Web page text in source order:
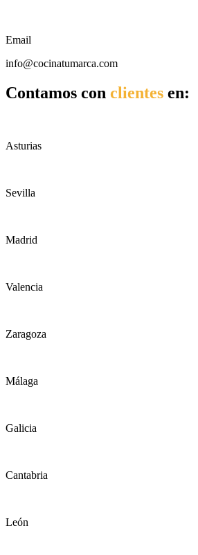
Email
info@cocinatumarca.com
Contamos con clientes en:
Asturias
Sevilla
Madrid
Valencia
Zaragoza
Málaga
Galicia
Cantabria
León